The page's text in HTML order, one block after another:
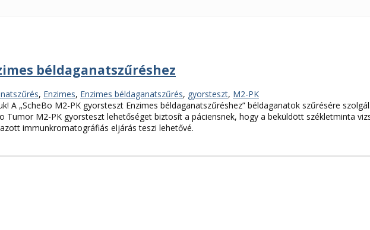
béldaganatszűréshez
, Enzimes, Enzimes béldaganatszűrés, gyorsteszt, M2-PK
A „ScheBo M2-PK gyorsteszt Enzimes béldaganatszűréshez” béldaganatok szűrésére
Tumor M2-PK gyorsteszt lehetőséget biztosít a páciensnek, hogy a beküldött székletminta
immunkromatográfiás eljárás teszi lehetővé.